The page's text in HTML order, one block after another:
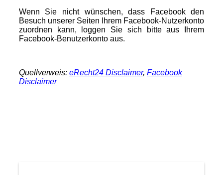
Wenn Sie nicht wünschen, dass Facebook den
Besuch unserer Seiten Ihrem Facebook-Nutzerkonto
zuordnen kann, loggen Sie sich bitte aus Ihrem
Facebook-Benutzerkonto aus.
Quellverweis: eRecht24 Disclaimer, Facebook
Disclaimer